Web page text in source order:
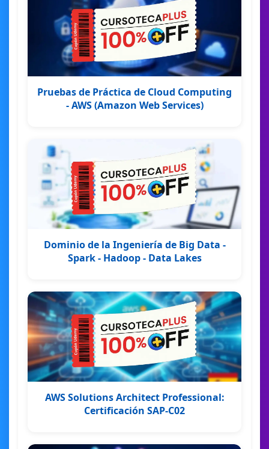
Pruebas de Práctica de Cloud Computing
- AWS (Amazon Web Services)
Dominio de la Ingeniería de Big Data -
Spark - Hadoop - Data Lakes
AWS Solutions Architect Professional:
Certificación SAP-C02